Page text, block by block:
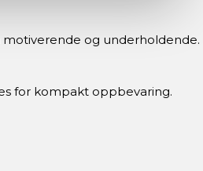
og underholdende.
for kompakt oppbevaring.